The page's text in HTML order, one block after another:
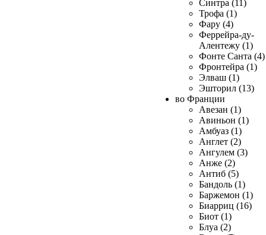
Синтра (11)
Трофа (1)
Фару (4)
Феррейра-ду-
Алентежу (1)
Фонте Санта (4)
Фронтейра (1)
Элваш (1)
Эшторил (13)
во Франции
Авезан (1)
Авиньон (1)
Амбуаз (1)
Англет (2)
Ангулем (3)
Анже (2)
Антиб (5)
Бандоль (1)
Баржемон (1)
Биарриц (16)
Биот (1)
Блуа (2)